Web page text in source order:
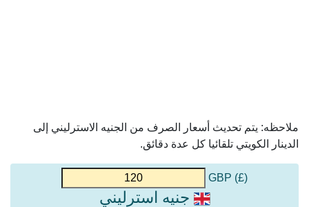
ملاحظه: يتم تحديث أسعار الصرف من الجنيه الاسترليني إلى
الدينار الكويتي تلقائيا كل عدة دقائق.
(£) GBP
جنيه استرليني